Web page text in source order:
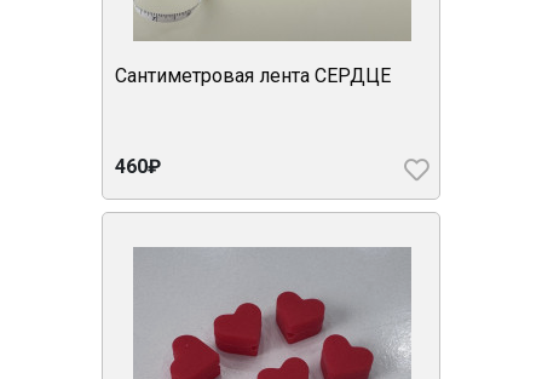
Сантиметровая лента СЕРДЦЕ
460₽